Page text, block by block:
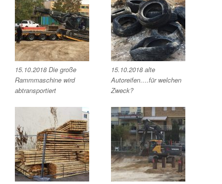
15.10.2018 Die große
Rammmaschine wird
abtransportiert
15.10.2018 alte
Autoreifen….für welchen
Zweck?